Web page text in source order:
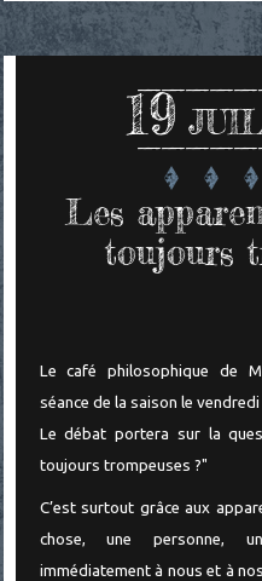
19
Les
toujours
Le café philosophique de
séance de la saison le
Le débat portera sur la
toujours trompeuses ?"
C’est surtout grâce aux
chose, une personne,
immédiatement à nous et à